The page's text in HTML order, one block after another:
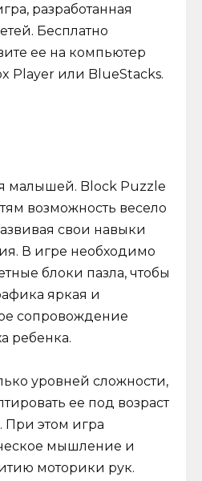
разработанная
Бесплатно
ее на компьютер
Player или BlueStacks.
малышей. Block Puzzle
возможность весело
свои навыки
В игре необходимо
блоки пазла, чтобы
яркая и
сопровождение
ребенка.
уровней сложности,
ее под возраст
При этом игра
мышление и
моторики рук.